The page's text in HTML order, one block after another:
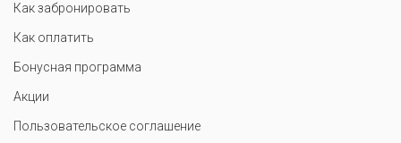
Как забронировать
Как оплатить
Бонусная программа
Акции
Пользовательское соглашение